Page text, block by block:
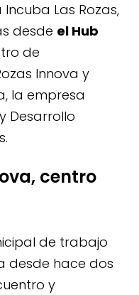
Las Rozas,
desde el Hub
de
Innova y
la empresa
Desarrollo
centro
de trabajo
desde hace dos
y